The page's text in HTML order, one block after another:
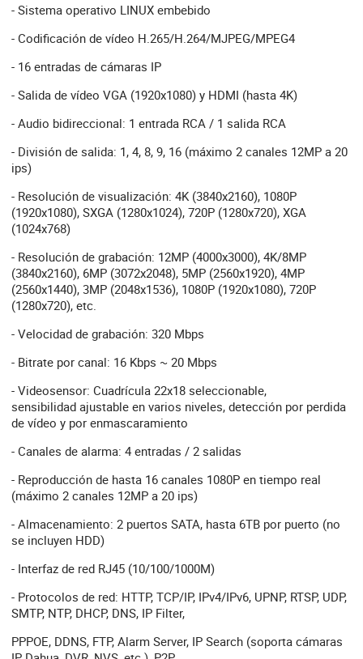
- Sistema operativo LINUX embebido
- Codificación de vídeo H.265/H.264/MJPEG/MPEG4
- 16 entradas de cámaras IP
- Salida de vídeo VGA (1920x1080) y HDMI (hasta 4K)
- Audio bidireccional: 1 entrada RCA / 1 salida RCA
- División de salida: 1, 4, 8, 9, 16 (máximo 2 canales 12MP a 20
ips)
- Resolución de visualización: 4K (3840x2160), 1080P
(1920x1080), SXGA (1280x1024), 720P (1280x720), XGA
(1024x768)
- Resolución de grabación: 12MP (4000x3000), 4K/8MP
(3840x2160), 6MP (3072x2048), 5MP (2560x1920), 4MP
(2560x1440), 3MP (2048x1536), 1080P (1920x1080), 720P
(1280x720), etc.
- Velocidad de grabación: 320 Mbps
- Bitrate por canal: 16 Kbps ~ 20 Mbps
- Videosensor: Cuadrícula 22x18 seleccionable,
sensibilidad ajustable en varios niveles, detección por perdida
de vídeo y por enmascaramiento
- Canales de alarma: 4 entradas / 2 salidas
- Reproducción de hasta 16 canales 1080P en tiempo real
(máximo 2 canales 12MP a 20 ips)
- Almacenamiento: 2 puertos SATA, hasta 6TB por puerto (no
se incluyen HDD)
- Interfaz de red RJ45 (10/100/1000M)
- Protocolos de red: HTTP, TCP/IP, IPv4/IPv6, UPNP, RTSP, UDP,
SMTP, NTP, DHCP, DNS, IP Filter,
PPPOE, DDNS, FTP, Alarm Server, IP Search (soporta cámaras